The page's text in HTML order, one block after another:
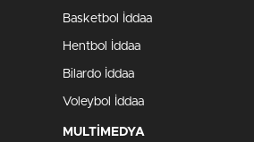
Basketbol İddaa
Hentbol İddaa
Bilardo İddaa
Voleybol İddaa
MULTİMEDYA